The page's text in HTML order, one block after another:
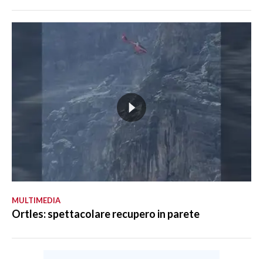
MULTIMEDIA
Ortles: spettacolare recupero in parete